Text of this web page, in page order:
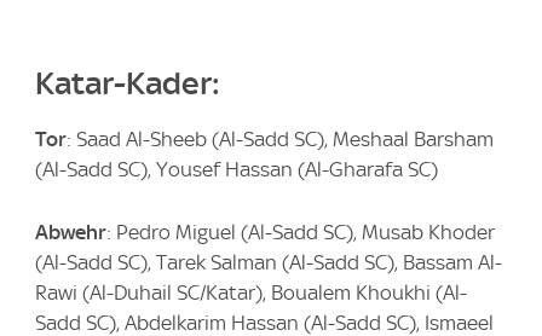
Katar-Kader:
Tor: Saad Al-Sheeb (Al-Sadd SC), Meshaal Barsham
(Al-Sadd SC), Yousef Hassan (Al-Gharafa SC)
Abwehr: Pedro Miguel (Al-Sadd SC), Musab Khoder
(Al-Sadd SC), Tarek Salman (Al-Sadd SC), Bassam Al-
Rawi (Al-Duhail SC/Katar), Boualem Khoukhi (Al-
Sadd SC), Abdelkarim Hassan (Al-Sadd SC), Ismaeel